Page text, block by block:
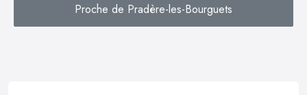
Proche de Pradère-les-Bourguets